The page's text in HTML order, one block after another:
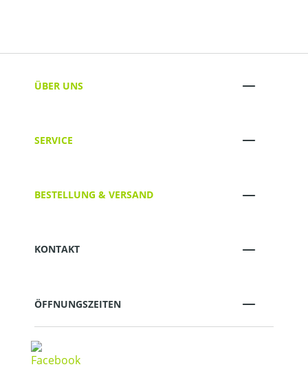
ÜBER UNS
SERVICE
BESTELLUNG & VERSAND
KONTAKT
ÖFFNUNGSZEITEN